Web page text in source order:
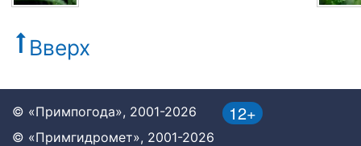
Вверх
12+
© «Примпогода», 2001-2026
© «Примгидромет», 2001-2026